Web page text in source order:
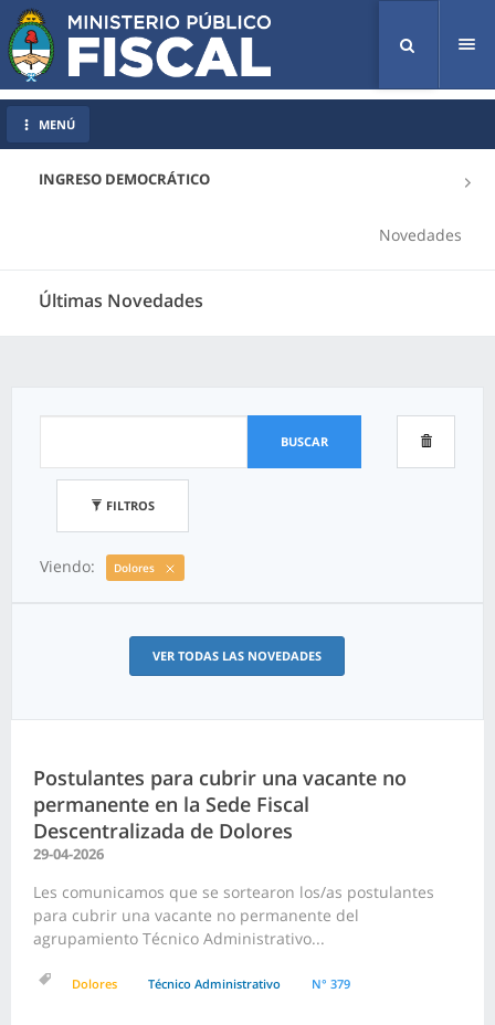
INGRESO DEMOCRÁTICO
Novedades
Últimas Novedades
MENÚ
BUSCAR
FILTROS
Viendo: Dolores
VER TODAS LAS NOVEDADES
Postulantes para cubrir una vacante no
permanente en la Sede Fiscal
Descentralizada de Dolores
29-04-2026
Les comunicamos que se sortearon los/as postulantes
para cubrir una vacante no permanente del
agrupamiento Técnico Administrativo...
Dolores Técnico Administrativo N° 379